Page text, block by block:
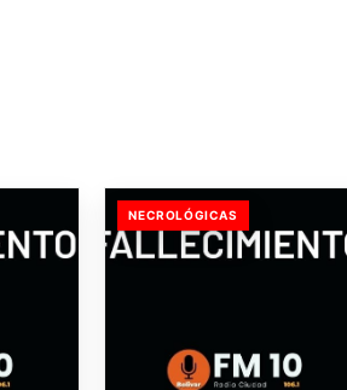
NECROLÓGICAS